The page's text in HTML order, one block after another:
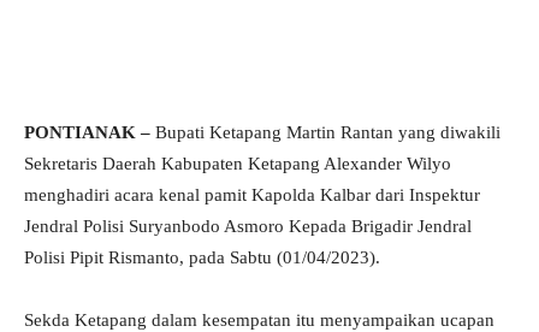
PONTIANAK – Bupati Ketapang Martin Rantan yang diwakili
Sekretaris Daerah Kabupaten Ketapang Alexander Wilyo
menghadiri acara kenal pamit Kapolda Kalbar dari Inspektur
Jendral Polisi Suryanbodo Asmoro Kepada Brigadir Jendral
Polisi Pipit Rismanto, pada Sabtu (01/04/2023).
Sekda Ketapang dalam kesempatan itu menyampaikan ucapan